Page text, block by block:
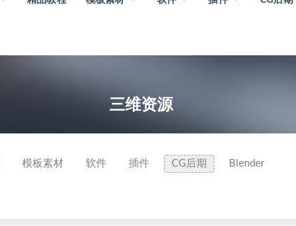
三维资源
模板素材 软件 插件 CG后期 Blender